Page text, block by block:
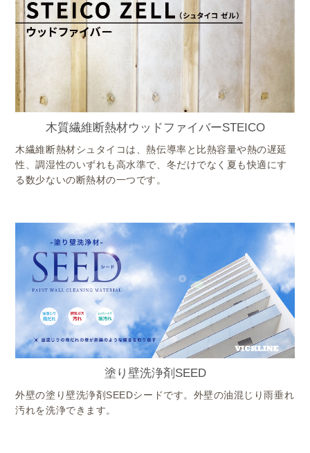
木質繊維断熱材ウッドファイバーSTEICO
木繊維断熱材シュタイコは、熱伝導率と比熱容量や熱の遅延
性、調湿性のいずれも高水準で、冬だけでなく夏も快適にす
る数少ないの断熱材の一つです。
塗り壁洗浄剤SEED
外壁の塗り壁洗浄剤SEEDシードです。外壁の油混じり雨垂れ
汚れを洗浄できます。